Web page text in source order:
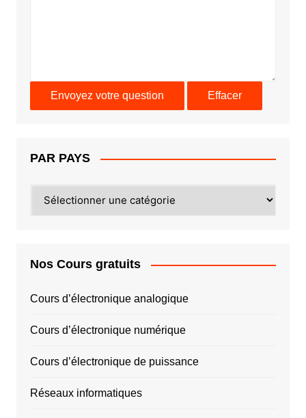
PAR PAYS
PAYS
Nos Cours gratuits
Cours d’électronique analogique
Cours d’électronique numérique
Cours d’électronique de puissance
Réseaux informatiques